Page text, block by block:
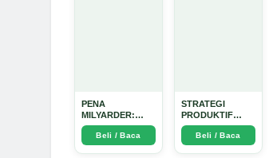
PENA
MILYARDER:
Kisah, Rahasia
Sukses, dan
Panduan Menjadi
Beli / Baca
STRATEGI
PRODUKTIF
MENULIS
UPDATE - Arda
Dinata
Beli / Baca